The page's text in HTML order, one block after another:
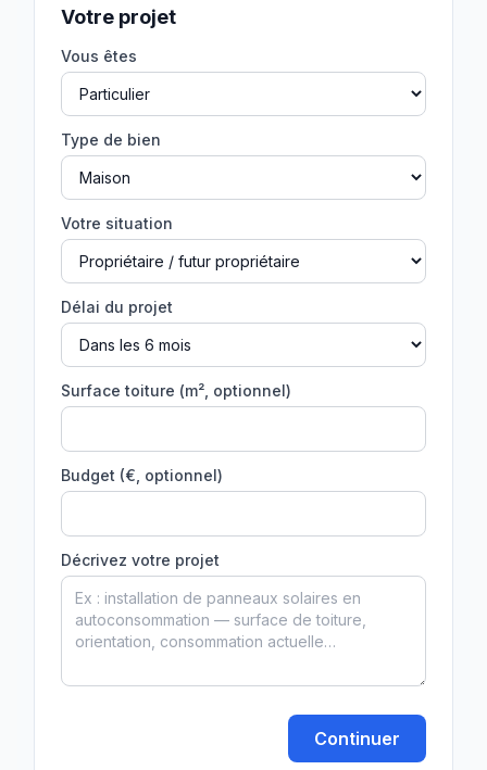
Votre projet
Vous êtes
Type de bien
Votre situation
Délai du projet
Surface toiture (m², optionnel)
Budget (€, optionnel)
Décrivez votre projet
Continuer